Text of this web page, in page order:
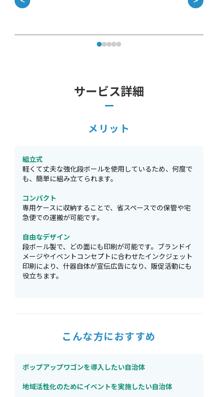
サービス詳細
メリット
組立式
軽くて丈夫な強化段ボールを使用しているため、何度で
も、簡単に組み立てられます。
コンパクト
専用ケースに収納することで、省スペースでの保管や宅
急便での運搬が可能です。
自由なデザイン
段ボール製で、どの面にも印刷が可能です。ブランドイ
メージやイベントコンセプトに合わせたインクジェット
印刷により、什器自体が宣伝広告になり、販促活動にも
役立ちます。
こんな方におすすめ
ポップアップワゴンを導入したい自治体
地域活性化のためにイベントを実施したい自治体